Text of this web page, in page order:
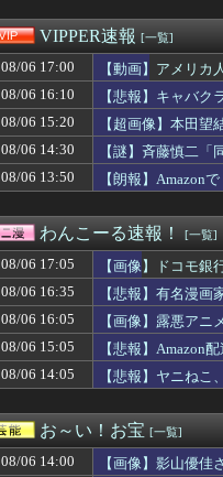
【公示】DeNAO.ビドが一軍昇
中国製ルーター20機種に外部か
【セール】Kindleストア｢まとめ
【動画】佳子様(31)、我々弱い男
【朗報】なぜか巨乳しか居ない
【悲報】桑田真澄「今の野球は
【豹変】優しかった彼氏が同棲
【衝撃】公務員ワイ、民間に転
ガル民になって思ったこと
【画像】空調服、なんかエロくな
【悲報】ヤニねこ、BPOで問題
【衝撃】イオンモール爆発事故
行為を拒否されて別れた彼女か
ヤニねこ、BPOで審議されるｗ
【悲報】菊地亜美さん、マレー
韓国人「日本でヤバい作品ばか
【知ってた速報】サヨク界隈「
【悲報】キャバクラの女の子、
【ホロライブ】ホロドリ石配布渋
【朗報】プチプチで有名な川上
【動画】爆乳地方アナさん、お
VIPPER速報 [一覧]
08/06 17:00
【動画】アメリ
08/06 16:10
【悲報】キャバ
08/06 15:20
【超画像】本田望
08/06 14:30
【謎】斉藤慎二
08/06 13:50
【朗報】Amazon
わんこーる速報！ [一覧]
08/06 17:05
【画像】ドコモ
08/06 16:35
【悲報】有名漫
08/06 16:05
【画像】露悪アニ
08/06 15:05
【悲報】Amazon
08/06 14:05
【悲報】ヤニねこ
お～い！お宝 [一覧]
08/06 14:00
【画像】影山優